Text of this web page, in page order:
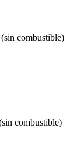
combustible)
combustible)